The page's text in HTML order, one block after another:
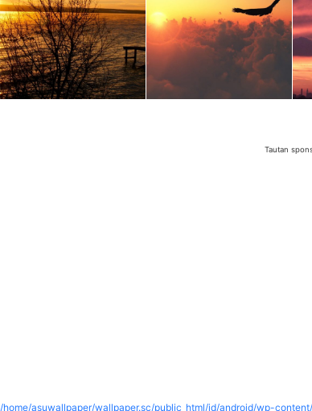
Tautan
/home/asuwallpaper/wallpaper.sc/public_html/id/android/wp-